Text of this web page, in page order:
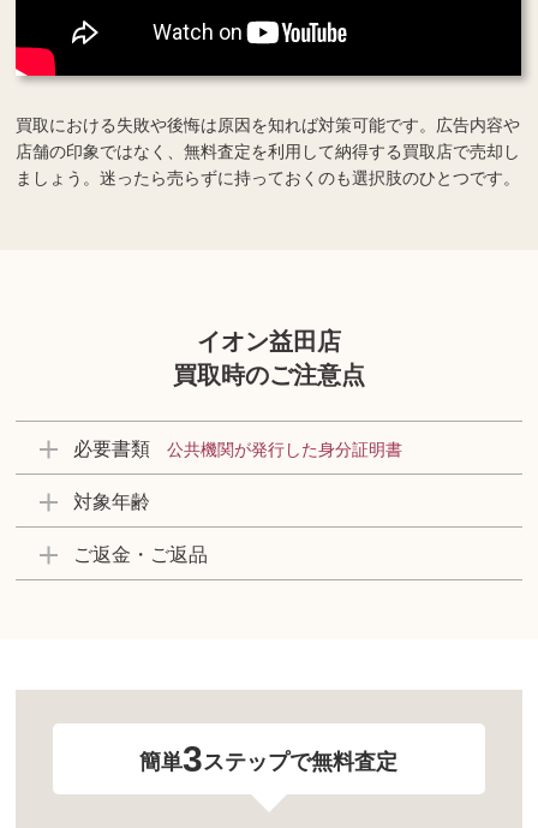
買取における失敗や後悔は原因を知れば対策可能です。広告内容や
店舗の印象ではなく、無料査定を利用して納得する買取店で売却し
ましょう。迷ったら売らずに持っておくのも選択肢のひとつです。
イオン益田店
買取時のご注意点
必要書類 公共機関が発行した身分証明書
対象年齢
ご返金・ご返品
簡単3ステップで無料査定